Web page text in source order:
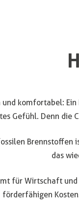
komfortabel: Ein
Gefühl. Denn die
Brennstoffen
das
für Wirtschaft
förderfähigen